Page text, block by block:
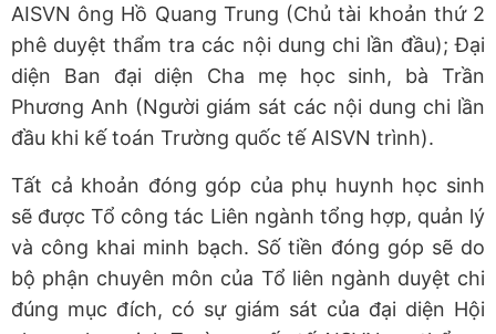
AISVN ông Hồ Quang Trung (Chủ tài khoản thứ 2
phê duyệt thẩm tra các nội dung chi lần đầu); Đại
diện Ban đại diện Cha mẹ học sinh, bà Trần
Phương Anh (Người giám sát các nội dung chi lần
đầu khi kế toán Trường quốc tế AISVN trình).
Tất cả khoản đóng góp của phụ huynh học sinh
sẽ được Tổ công tác Liên ngành tổng hợp, quản lý
và công khai minh bạch. Số tiền đóng góp sẽ do
bộ phận chuyên môn của Tổ liên ngành duyệt chi
đúng mục đích, có sự giám sát của đại diện Hội